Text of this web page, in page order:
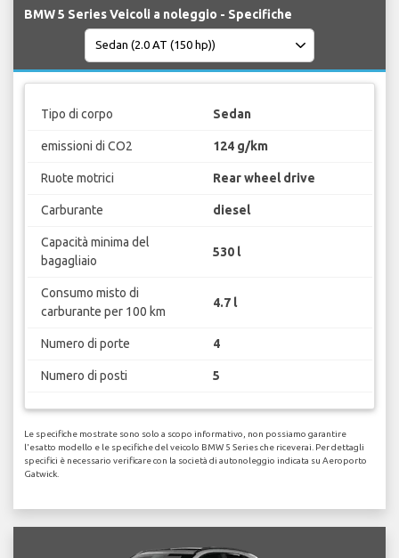
BMW 5 Series Veicoli a noleggio - Specifiche
Tipo di corpo Sedan
emissioni di CO2 124 g/km
Ruote motrici Rear wheel drive
Carburante diesel
Capacità minima del
bagagliaio
530 l
Consumo misto di
carburante per 100 km
4.7 l
Numero di porte 4
Numero di posti 5
Le specifiche mostrate sono solo a scopo informativo, non possiamo garantire
l'esatto modello e le specifiche del veicolo BMW 5 Series che riceverai. Per dettagli
specifici è necessario verificare con la società di autonoleggio indicata su Aeroporto
Gatwick.